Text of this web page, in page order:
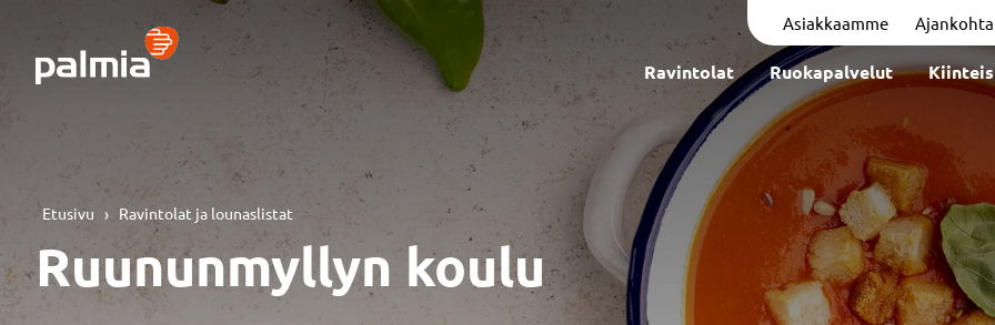
Ravintolat Ruokapalvelut
Asiakkaamme
Etusivu › Ravintolat ja lounaslistat
Ruununmyllyn koulu